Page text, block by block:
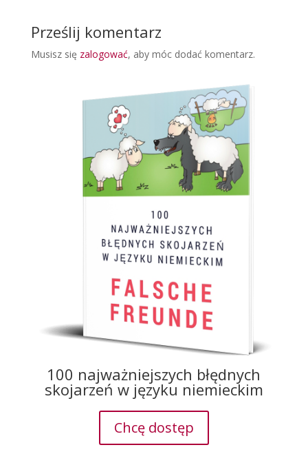
Prześlij komentarz
Musisz się zalogować, aby móc dodać komentarz.
100 najważniejszych błędnych
skojarzeń w języku niemieckim
Chcę dostęp